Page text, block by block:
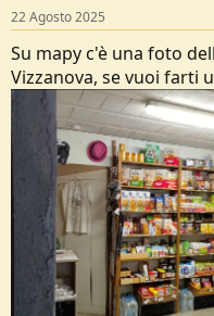
s
:
22 Agosto 2025
Su mapy c'è una foto
Vizzanova, se vuoi farti